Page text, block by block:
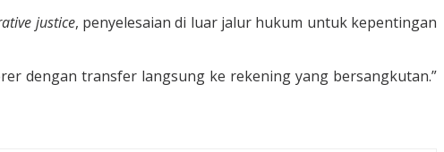
justice, penyelesaian di luar jalur hukum untuk kepentingan
dengan transfer langsung ke rekening yang bersangkutan.”